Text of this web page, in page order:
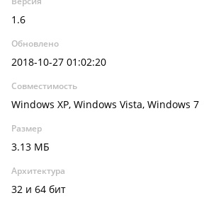
1.6
Обновлено
2018-10-27 01:02:20
Совместимость
Windows XP, Windows Vista, Windows 7
Размер
3.13 МБ
Архитектура
32 и 64 бит